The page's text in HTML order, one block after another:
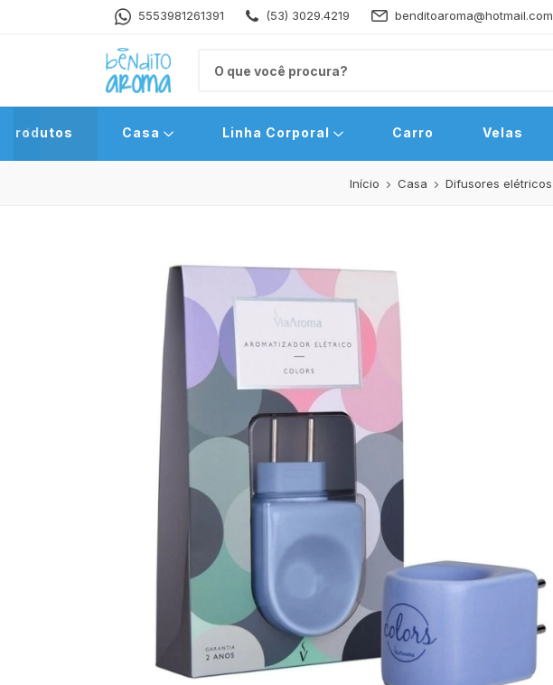
5553981261391 (53) 3029.4219 benditoaroma@hotmail.com
Produtos Casa Linha Corporal Carro Velas
Início Casa Difusores elétricos